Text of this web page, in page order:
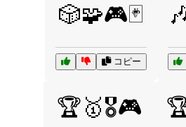
🎲🧩🎮🃏
コピー
🏆🥇🎖️🎮